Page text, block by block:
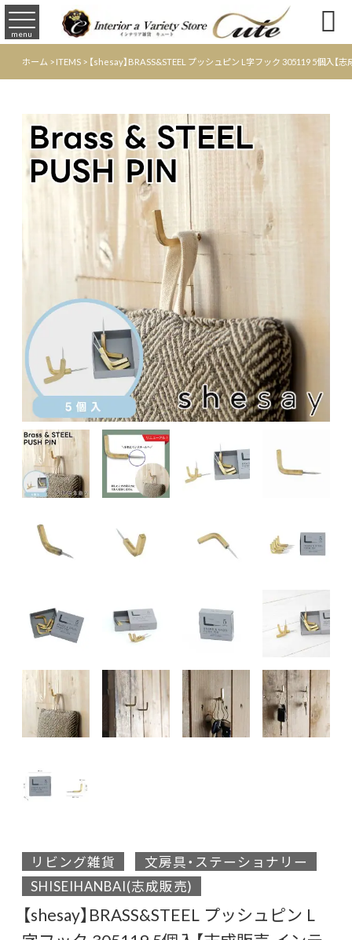
menu 
ホーム >ITEMS > 【shesay】BRASS&STEEL プッシュピン L字フック 305119 5個入
リビング雑貨
文房具・ステーショナリー
SHISEIHANBAI(志成販売)
【shesay】BRASS&STEEL プッシュピン L